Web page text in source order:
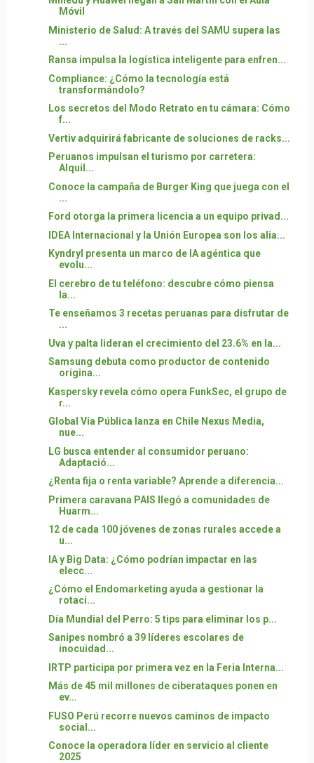
Móvil
Ministerio de Salud: A través del SAMU supera las
...
Ransa impulsa la logística inteligente para enfren...
Compliance: ¿Cómo la tecnología está
transformándolo?
Los secretos del Modo Retrato en tu cámara: Cómo
f...
Vertiv adquirirá fabricante de soluciones de racks...
Peruanos impulsan el turismo por carretera:
Alquil...
Conoce la campaña de Burger King que juega con el
...
Ford otorga la primera licencia a un equipo privad...
IDEA Internacional y la Unión Europea son los alia...
Kyndryl presenta un marco de IA agéntica que
evolu...
El cerebro de tu teléfono: descubre cómo piensa
la...
Te enseñamos 3 recetas peruanas para disfrutar de
...
Uva y palta lideran el crecimiento del 23.6% en la...
Samsung debuta como productor de contenido
origina...
Kaspersky revela cómo opera FunkSec, el grupo de
r...
Global Vía Pública lanza en Chile Nexus Media,
nue...
LG busca entender al consumidor peruano:
Adaptació...
¿Renta fija o renta variable? Aprende a diferencia...
Primera caravana PAIS llegó a comunidades de
Huarm...
12 de cada 100 jóvenes de zonas rurales accede a
u...
IA y Big Data: ¿Cómo podrían impactar en las
elecc...
¿Cómo el Endomarketing ayuda a gestionar la
rotaci...
Día Mundial del Perro: 5 tips para eliminar los p...
Sanipes nombró a 39 líderes escolares de
inocuidad...
IRTP participa por primera vez en la Feria Interna...
Más de 45 mil millones de ciberataques ponen en
ev...
FUSO Perú recorre nuevos caminos de impacto
social...
Conoce la operadora líder en servicio al cliente
2025